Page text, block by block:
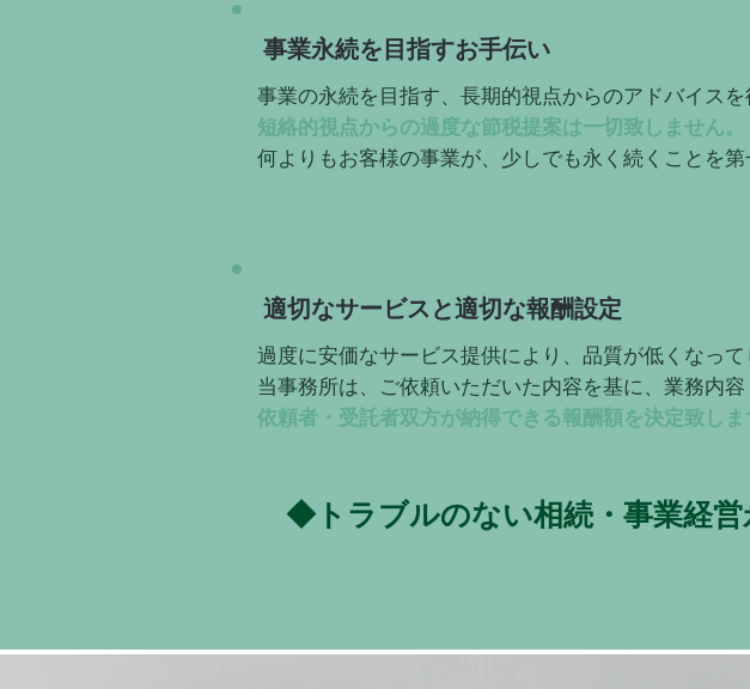
事業永続を目指すお手伝い
事業の永続を目指す、長期的視点からのアドバイスを
短絡的視点からの過度な節税提案は一切致しません。
何よりもお客様の事業が、少しでも永く続くことを
適切なサービスと適切な報酬設定
過度に安価なサービス提供により、品質が低くなって
当事務所は、ご依頼いただいた内容を基に、業務内
依頼者・受託者双方が納得できる報酬額を決定致しま
◆トラブルのない相続・事業経